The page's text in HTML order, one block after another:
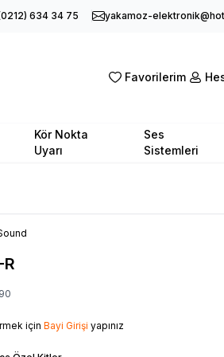
634 34 75 yakamoz-
Favorilerim
Kör Nokta
Uyarı
Ses
Sistemleri
için Bayi Girişi yapınız